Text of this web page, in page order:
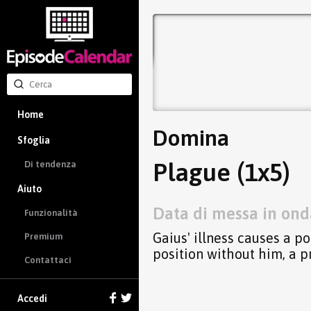
Home
Sfoglia
Di tendenza
Aiuto
Funzionalità
Premium
Contattaci
Accedi
Domina
Plague (1x5)
Data di messa in
Gaius' illness causes a
position without him, a